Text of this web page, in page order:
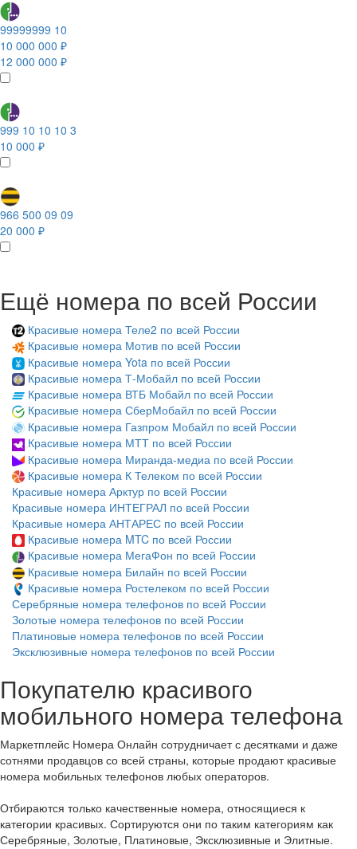
99999999 10
10 000 000 ₽
12 000 000 ₽
999 10 10 10 3
10 000 ₽
966 500 09 09
20 000 ₽
Ещё номера по всей России
Красивые номера Теле2 по всей России
Красивые номера Мотив по всей России
Красивые номера Yota по всей России
Красивые номера Т-Мобайл по всей России
Красивые номера ВТБ Мобайл по всей России
Красивые номера СберМобайл по всей России
Красивые номера Газпром Мобайл по всей России
Красивые номера МТТ по всей России
Красивые номера Миранда-медиа по всей России
Красивые номера К Телеком по всей России
Красивые номера Арктур по всей России
Красивые номера ИНТЕГРАЛ по всей России
Красивые номера АНТАРЕС по всей России
Красивые номера MTC по всей России
Красивые номера МегаФон по всей России
Красивые номера Билайн по всей России
Красивые номера Ростелеком по всей России
Серебряные номера телефонов по всей России
Золотые номера телефонов по всей России
Платиновые номера телефонов по всей России
Эксклюзивные номера телефонов по всей России
Покупателю красивого
мобильного номера телефона
Маркетплейс Номера Онлайн сотрудничает с десятками и даже
сотнями продавцов со всей страны, которые продают красивые
номера мобильных телефонов любых операторов.
Отбираются только качественные номера, относящиеся к
категории красивых. Сортируются они по таким категориям как
Серебряные, Золотые, Платиновые, Эксклюзивные и Элитные.